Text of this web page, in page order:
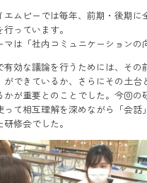
エムピーでは毎年、前期・後期に
っています。
マは「社内コミュニケーションの
有効な議論を行うためには、その
ができているか、さらにその土台
かが重要とのことでした。今回の
って相互理解を深めながら「会話
修会でした。